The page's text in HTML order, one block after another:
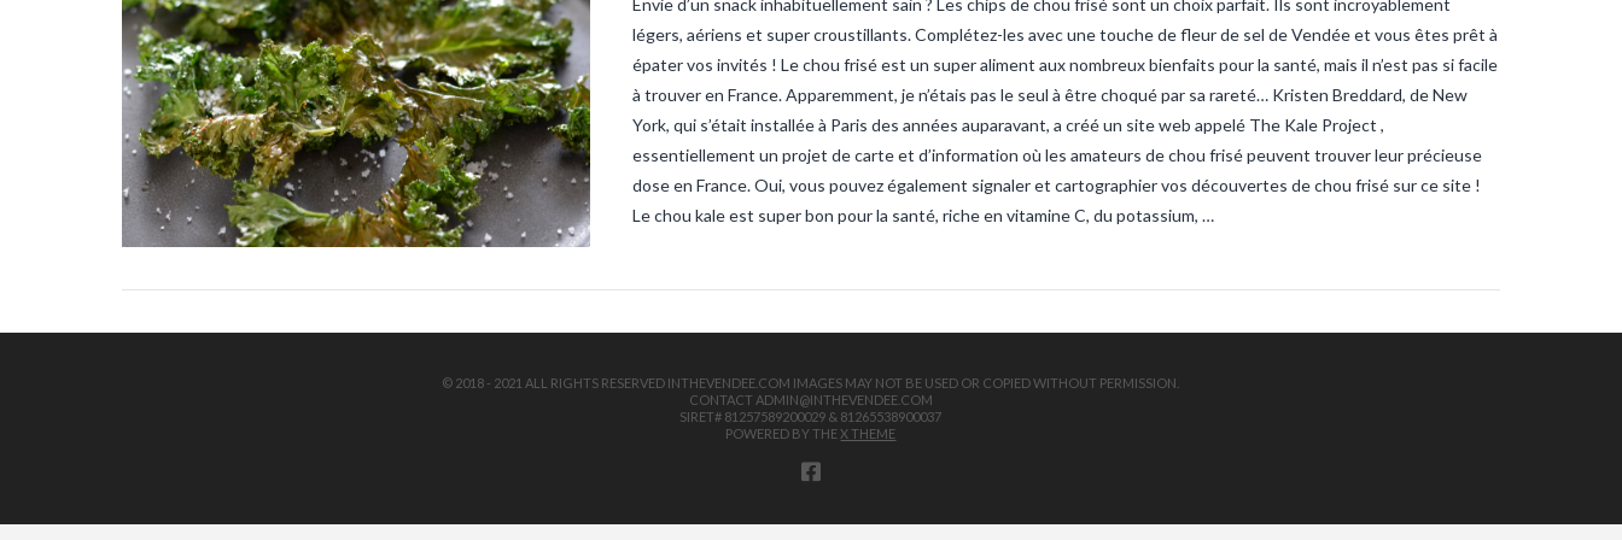
sandre-vendee
sardines sardines-
vendee tanche tanche-vendee
Envie d’un snack inhabituellement sain ? Les chips de chou frisé sont un choix parfait. Ils sont incroyablement
légers, aériens et super croustillants. Complétez-les avec une touche de fleur de sel de Vendée et vous êtes prêt à
épater vos invités ! Le chou frisé est un super aliment aux nombreux bienfaits pour la santé, mais il n’est pas si facile
à trouver en France. Apparemment, je n’étais pas le seul à être choqué par sa rareté… Kristen Breddard, de New
York, qui s’était installée à Paris des années auparavant, a créé un site web appelé The Kale Project ,
essentiellement un projet de carte et d’information où les amateurs de chou frisé peuvent trouver leur précieuse
dose en France. Oui, vous pouvez également signaler et cartographier vos découvertes de chou frisé sur ce site !
Le chou kale est super bon pour la santé, riche en vitamine C, du potassium, …
© 2018 - 2021 ALL RIGHTS RESERVED INTHEVENDEE.COM IMAGES MAY NOT BE USED OR COPIED WITHOUT PERMISSION.
CONTACT ADMIN@INTHEVENDEE.COM
SIRET# 81257589200029 & 81265538900037
POWERED BY THEX THEME